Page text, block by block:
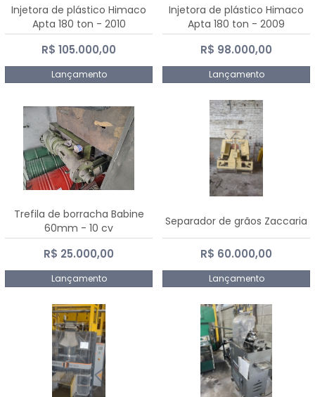
Injetora de plástico Himaco
Apta 180 ton - 2010
R$ 105.000,00
Lançamento
Injetora de plástico Himaco
Apta 180 ton - 2009
R$ 98.000,00
Lançamento
Trefila de borracha Babine
60mm - 10 cv
R$ 25.000,00
Lançamento
Separador de grãos Zaccaria
R$ 60.000,00
Lançamento